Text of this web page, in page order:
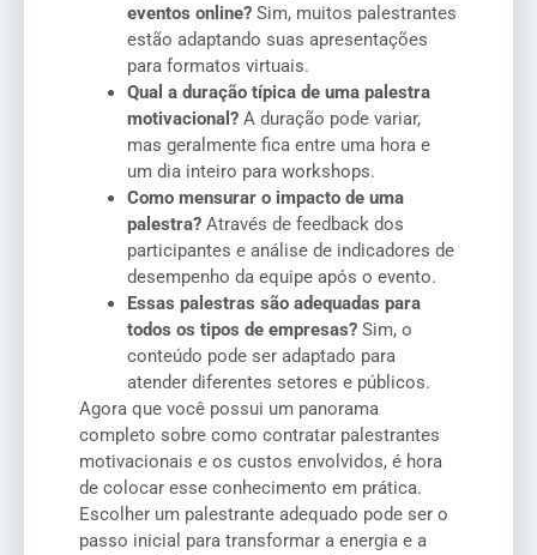
eventos online? Sim, muitos palestrantes
estão adaptando suas apresentações
para formatos virtuais.
Qual a duração típica de uma palestra
motivacional? A duração pode variar,
mas geralmente fica entre uma hora e
um dia inteiro para workshops.
Como mensurar o impacto de uma
palestra? Através de feedback dos
participantes e análise de indicadores de
desempenho da equipe após o evento.
Essas palestras são adequadas para
todos os tipos de empresas? Sim, o
conteúdo pode ser adaptado para
atender diferentes setores e públicos.
Agora que você possui um panorama
completo sobre como contratar palestrantes
motivacionais e os custos envolvidos, é hora
de colocar esse conhecimento em prática.
Escolher um palestrante adequado pode ser o
passo inicial para transformar a energia e a